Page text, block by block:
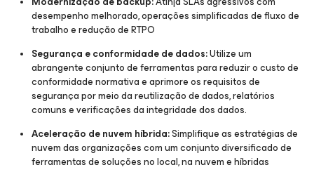
desempenho melhorado, operações simplificadas de fluxo de
trabalho e redução de RTPO
Segurança e conformidade de dados:Utilize um
abrangente conjunto de ferramentas para reduzir o custo de
conformidade normativa e aprimore os requisitos de
segurança por meio da reutilização de dados, relatórios
comuns e verificações da integridade dos dados.
Aceleração de nuvem híbrida:Simplifique as estratégias de
nuvem das organizações com um conjunto diversificado de
ferramentas de soluções no local, na nuvem e híbridas